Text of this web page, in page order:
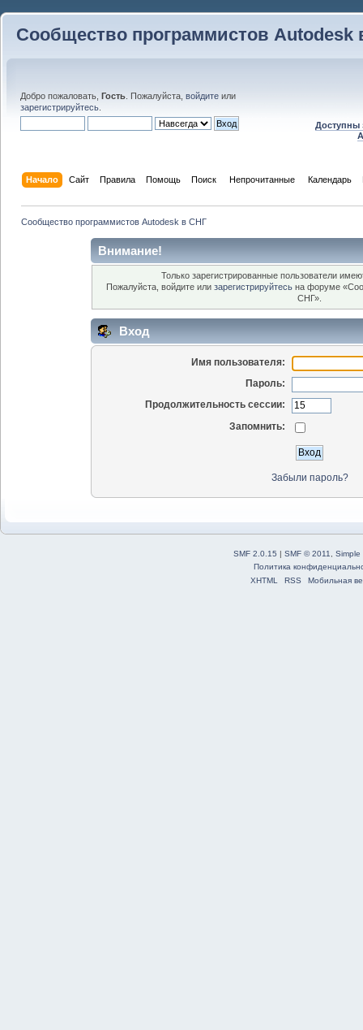
Сообщество программистов Autodesk
Добро пожаловать, Гость . Пожалуйста, войдите или
зарегистрируйтесь
Доступны
Начало Сайт Правила Помощь Поиск Непрочитанные Календарь
Сообщество программистов Autodesk в СНГ
Внимание!
Только зарегистрированные пользователи
Пожалуйста, войдите или зарегистрируйтесь на форуме
СНГ».
Вход
Имя пользователя:
Пароль:
Продолжительность сессии:
Запомнить:
Забыли пароль?
SMF 2.0.15 | SMF © 2011
Simple
Политика
XHTML
RSS Мобильная